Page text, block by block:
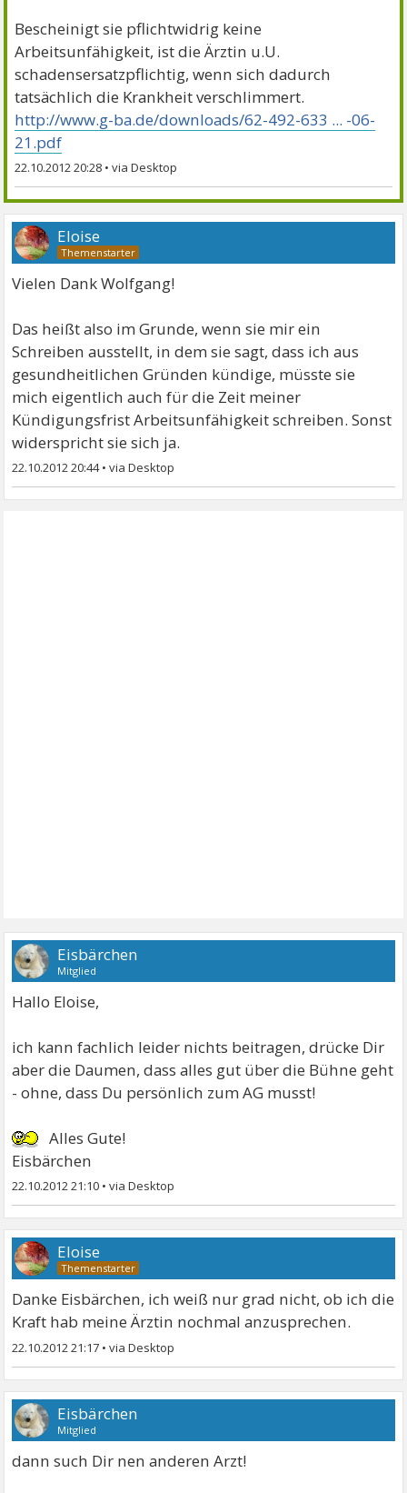
Bescheinigt sie pflichtwidrig keine
Arbeitsunfähigkeit, ist die Ärztin u.U.
schadensersatzpflichtig, wenn sich dadurch
tatsächlich die Krankheit verschlimmert.
http://www.g-ba.de/downloads/62-492-633 ... -06-
21.pdf
22.10.2012 20:28 •
Eloise
Vielen Dank Wolfgang!
Das heißt also im Grunde, wenn sie mir ein
Schreiben ausstellt, in dem sie sagt, dass ich aus
gesundheitlichen Gründen kündige, müsste sie
mich eigentlich auch für die Zeit meiner
Kündigungsfrist Arbeitsunfähigkeit schreiben. Sonst
widerspricht sie sich ja.
22.10.2012 20:44•
Eisbärchen
Mitglied
Hallo Eloise,
ich kann fachlich leider nichts beitragen, drücke Dir
aber die Daumen, dass alles gut über die Bühne geht
- ohne, dass Du persönlich zum AG musst!
Alles Gute!
Eisbärchen
22.10.2012 21:10 •
Eloise
Danke Eisbärchen, ich weiß nur grad nicht, ob ich die
Kraft hab meine Ärztin nochmal anzusprechen.
22.10.2012 21:17 •
Eisbärchen
Mitglied
dann such Dir nen anderen Arzt!